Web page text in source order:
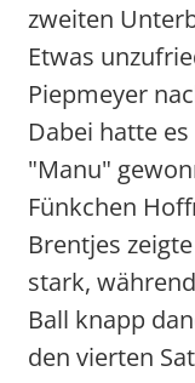
zweiten
Etwas
Piepmeyer
Dabei hatte
"Manu"
Fünkchen
Brentjes
stark,
Ball knapp
den vierten